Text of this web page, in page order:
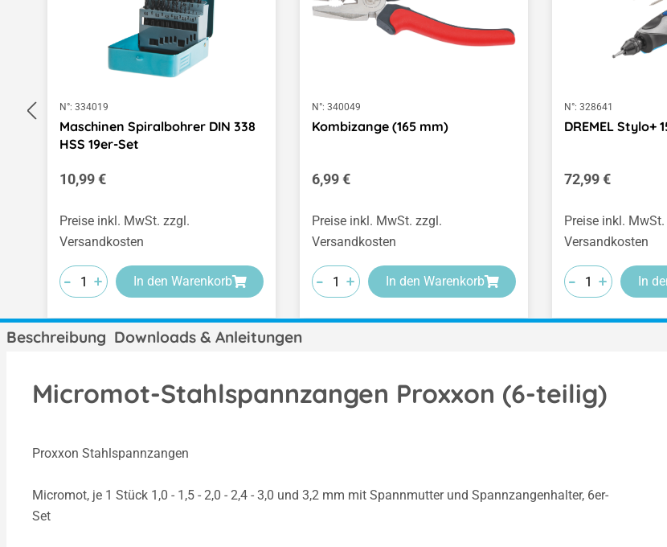
N°: 334019
Maschinen Spiralbohrer DIN 338
HSS 19er-Set
Regulärer Preis:
10,99 €
Preise inkl. MwSt. zzgl.
Versandkosten
-
-
- +
+
+ In den Warenkorb
N°: 340049
Kombizange (165 mm)
Regulärer Preis:
6,99 €
Preise inkl. MwSt. zzgl.
Versandkosten
-
-
- +
+
+ In den Warenkorb
N°: 328641
DREMEL Stylo+
Regulärer Preis:
72,99 €
Preise inkl.
Versandkosten
-
-
- +
+
+ In
Beschreibung Downloads & Anleitungen
Micromot-Stahlspannzangen Proxxon (6-teilig)
Proxxon Stahlspannzangen
Micromot, je 1 Stück 1,0 - 1,5 - 2,0 - 2,4 - 3,0 und 3,2 mm mit Spannmutter und Spannzangenhalter, 6er-
Set